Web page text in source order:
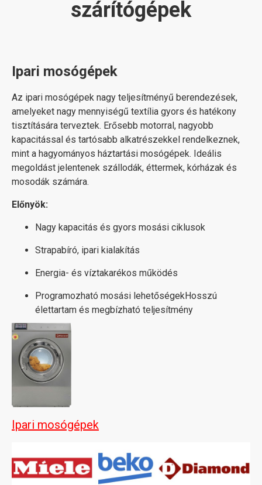
szárítógépek
Ipari mosógépek
Az ipari mosógépek nagy teljesítményű berendezések,
amelyeket nagy mennyiségű textília gyors és hatékony
tisztítására terveztek. Erősebb motorral, nagyobb
kapacitással és tartósabb alkatrészekkel rendelkeznek,
mint a hagyományos háztartási mosógépek. Ideális
megoldást jelentenek szállodák, éttermek, kórházak és
mosodák számára.
Előnyök:
Nagy kapacitás és gyors mosási ciklusok
Strapabíró, ipari kialakítás
Energia- és víztakarékos működés
Programozható mosási lehetőségekHosszú
élettartam és megbízható teljesítmény
Ipari mosógépek